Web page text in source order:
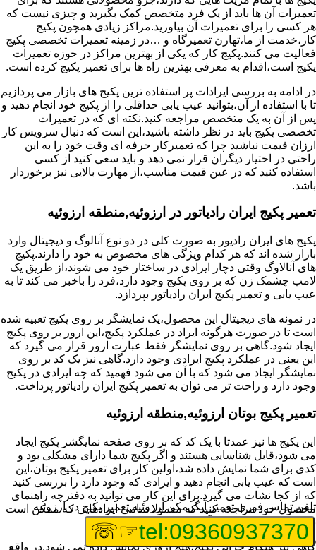
تعمیرات آن ها باید از یک فرد متخصص کمک بگیرید و چیزی نیست که
هر کسی را برای تعمیرات آن بیاورید.مراکز زیادی همچون پکیج
کار،خدمت از ما،تهارن تعمیرگاه و …در زمینه تعمیرات تخصصی پکیج
فعالیت می کنند.پکیج کار که یکی از بهترین مراکز در حوزه تعمیرات
پکیج است،اقدام به معرفی بهترین راه ها برای تعمیر پکیج کرده است.
در ادامه به بررسی ایرادات پر استفاده ترین پکیج های بازار می پردازیم
تا با استفاده از آن،بتوانید عیب یابی حداقلی را از پکیج خود انجام دهید و
پس از آن به یک متخصص مراجعه کنید.نکته ای که در تعمیرات
تخصصی پکیج باید در نظر داشته باشید،این است که دنبال سرویس کار
ارزان قیمت نباشید چرا که تعمیرکار حرفه ای وقت خود را به این
راحتی در اختیار دیگران قرار نمی دهد و باید سعی کنید از کسی
استفاده کنید که در عین قیمت مناسب،از مهارت بالایی نیز برخوردار
باشد.
تعمیر پکیج ایران رادیاتور در ارزوئیه,منطقه ارزوئیه
پکیج های ایران رادیور به صورت کلی در دو نوع آنالوگ و دیجیتال وارد
بازار شده اند که هر کدام ویژگی های مخصوص به خود را دارند.پکیج
های آنالاوگ وقتی دچار ایرادی در ساختار خود می شوند،از طریق یک
لامپ چشمک زن که بر روی پکیج وجود دارد،فرد را باخبر می کند تا به
عیب یابی و تعمیر پکیج ایران رادیاتور بپردازد.
در نمونه های دیجیتال این محصول،یک نمایشگر بر روی پکیج تعبیه شده
است تا در صورت هرگونه ایراد در عملکرد پکیج،این ارور بر روی پکیج
ایجاد شود.گاهی بر روی نمایشگر فقط عبارت ارور قرار می گیرد که
این یعنی در عملکرد پکیج ایرادی وجود دارد.گاهی نیز یک کد بر روی
نمایشگر ایجاد می شود که با آن می شود فهمید که چه ایرادی در پکیج
وجود دارد و راحت تر می توان به تعمیر پکیج ایران رادیاتور پرداخت.
تعمیر پکیج بوتان ارزوئیه,منطقه ارزوئیه
این پکیج ها نیز عمدتا با یک کد که بر روی صفحه نمایگشر پکیج ایجاد
می شود،قابل شناسایی هستند و اگر پکیج شما دارای مشکلی بود و
کدی برای شما نمایش داده شد،اولین کار برای تعمیر پکیج بوتان،این
است که عیب یابی انجام دهید و ایرادی که وجود دارد را بررسی کنید
که از کجا نشات می گیرد.برای این کار می توانید به دفترچه راهنمای
محصول خود مراجعه کنید که معمولا تمامی ایرادهایی که ممکن است
برای پکیج پیش بیاید در آن قرار گرفته است.
گاهی نیز هنگام خرابی پکیج،هیچ اروری نمایش داده نمی شود.در واقع
تلفن تماس فوریتعمیر آبگرمکن ارزوئیه,تعمیر پکیج در ارزوئیه
tel:09360937370
☞☏